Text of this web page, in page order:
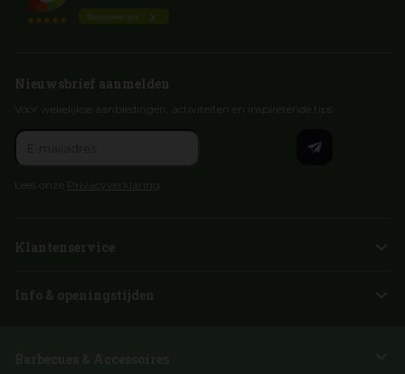
Nieuwsbrief aanmelden
Voor wekelijkse aanbiedingen, activiteiten en inspirerende tips
Lees onze Privacyverklaring
Klantenservice
Info & openingstijden